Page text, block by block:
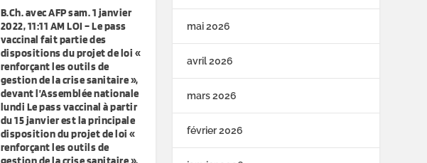
B.Ch. avec AFP sam. 1 janvier
2022, 11:11 AM LOI – Le pass
vaccinal fait partie des
dispositions du projet de loi «
renforçant les outils de
gestion de la crise sanitaire »,
devant l’Assemblée nationale
lundi Le pass vaccinal à partir
du 15 janvier est la principale
disposition du projet de loi «
renforçant les outils de
mai 2026
avril 2026
mars 2026
février 2026